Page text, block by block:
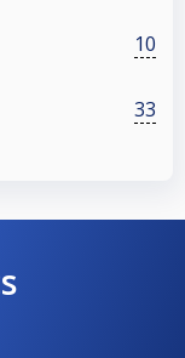
10
33